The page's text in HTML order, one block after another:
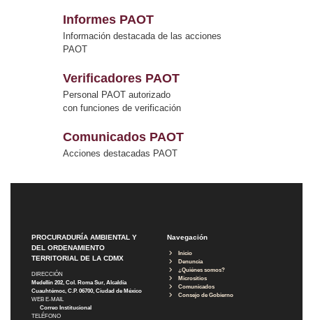
Informes PAOT
Información destacada de las acciones
PAOT
Verificadores PAOT
Personal PAOT autorizado
con funciones de verificación
Comunicados PAOT
Acciones destacadas PAOT
PROCURADURÍA AMBIENTAL Y
DEL ORDENAMIENTO
TERRITORIAL DE LA CDMX
DIRECCIÓN
Medellín 202, Col. Roma Sur, Alcaldía
Cuauhtémoc, C.P. 06700, Ciudad de México
WEB E-MAIL
Correo Institucional
TELÉFONO
Navegación
Inicio
Denuncia
¿Quiénes somos?
Micrositios
Comunicados
Consejo de Gobierno